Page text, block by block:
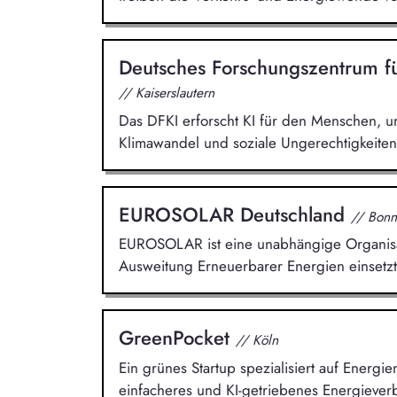
Deutsches Forschungszentrum
// Kaiserslautern
Das DFKI erforscht KI für den Menschen,
Klimawandel und soziale
EUROSOLAR Deutschland // Bonn
EUROSOLAR ist eine unabhängige
Ausweitung Erneuerbarer Energien
GreenPocket // Köln
Ein grünes Startup spezialisiert auf
einfacheres und KI-getriebenes